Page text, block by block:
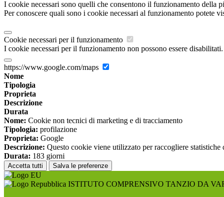
I cookie necessari sono quelli che consentono il funzionamento della
Per conoscere quali sono i cookie necessari al funzionamento potete
Cookie necessari per il funzionamento
I cookie necessari per il funzionamento non possono essere
https://www.google.com/maps
Nome
Tipologia
Proprieta
Descrizione
Durata
Nome: Cookie non tecnici di marketing e di tracciamento
Tipologia: profilazione
Proprieta: Google
Descrizione: Questo cookie viene utilizzato per raccogliere
Durata: 183 giorni
Accetta tutti Salva le preferenze
ISTITUTO COMPRENSIVO TANZIO DA